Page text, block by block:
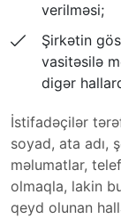
verilməsi;
Şirkətin
vasitəsilə
digər
İstifadəçilər
soyad, ata adı,
məlumatlar,
olmaqla, lakin
qeyd olunan